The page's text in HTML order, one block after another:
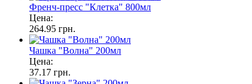
Френч-пресс "Клетка" 800мл
Цена:
264.95 грн.
Чашка "Волна" 200мл
Цена:
37.17 грн.